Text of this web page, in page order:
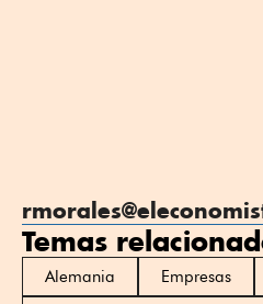
Temas
Alemania Empresas